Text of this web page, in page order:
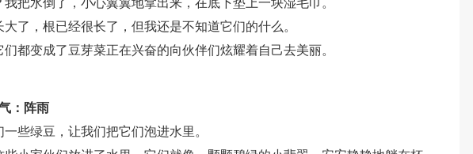
把水倒了，小心翼翼地拿出来，在底下垫上一块湿毛巾。
了，根已经很长了，但我还是不知道它们的什么。
都变成了豆芽菜正在兴奋的向伙伴们炫耀着自己去美丽。
：阵雨
些绿豆，让我们把它们泡进水里。